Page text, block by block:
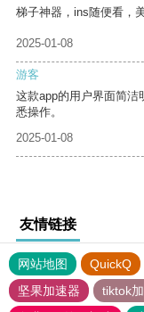
梯子神器，ins随便看，
2025-01-08
游客
这款app的用户界面简洁
悉操作。
2025-01-08
友情链接
网站地图 QuickQ
坚果加速器
tiktok